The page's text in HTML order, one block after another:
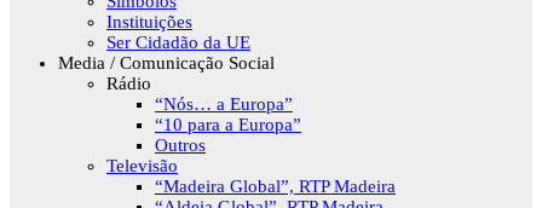
Instituições
Ser Cidadão da UE
Media / Comunicação Social
Rádio
“Nós… a Europa”
“10 para a Europa”
Outros
Televisão
“Madeira Global”, RTP Madeira